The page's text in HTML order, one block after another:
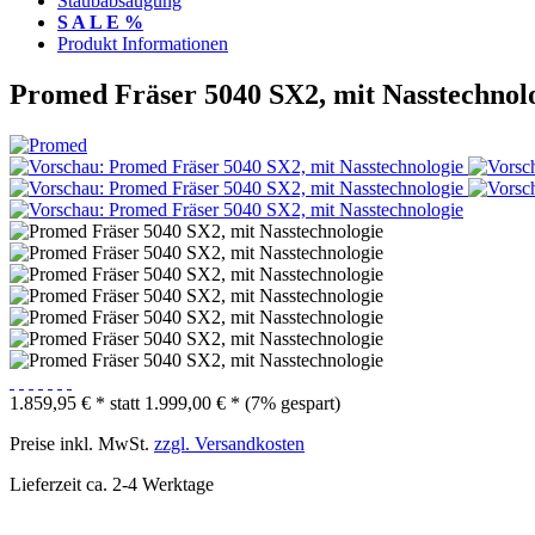
S A L E %
Produkt Informationen
Promed Fräser 5040 SX2, mit
1.859,95 € * statt 1.999,00 € * (7% gespart)
Preise inkl. MwSt. zzgl. Versandkosten
Lieferzeit ca. 2-4 Werktage